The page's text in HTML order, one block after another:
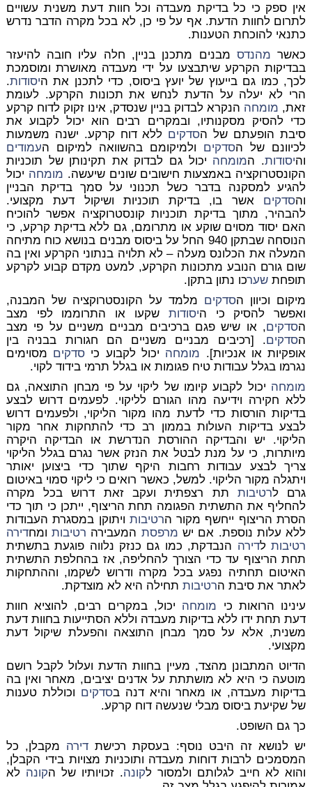
אין ספק כי כל בדיקת מעבדה וכל חוות דעת משנית עשויים
לתרום לחוות הדעת. אף על פי כן, לא בכל מקרה הדבר נדרש
כתנאי להוכחת הטענות.
כאשר מהנדס מבנים מתכנן בניין, חלה עליו חובה להיעזר
בבדיקות הקרקע שיתבצעו על ידי מעבדה מאושרת ומוסמכת
לכך, כמו גם בייעוץ של יועץ ביסוס, כדי לתכנן את היסודות.
הרי לא יעלה על הדעת לנחש את תכונות הקרקע. לעומת
זאת, מומחה הנקרא לבדוק בניין שנסדק, אינו זקוק לדוח קרקע
כדי להסיק מסקנותיו, ובמקרים רבים הוא יכול לקבוע את
סיבת הופעתם של הסדקים ללא דוח קרקע. ישנה משמעות
לכיוונם של הסדקים ולמיקומם בהשוואה למיקום העמודים
והיסודות. המומחה יכול גם לבדוק את תקינותן של תוכניות
הקונסטרוקציה באמצעות חישובים שונים שיעשה. מומחה יכול
להגיע למסקנה בדבר כשל תכנוני על סמך בדיקת הבניין
והסדקים אשר בו, בדיקת תוכניות ושיקול דעת מקצועי.
להבהיר, מתוך בדיקת תוכניות קונסטרוקציה אפשר להוכיח
האם יסוד מסוים שוקע או מתרומם, גם ללא בדיקת קרקע, כי
הנוסחה שבתקן 940 החל על ביסוס מבנים בנושא כוח מתיחה
המעלה את הכלונס מעלה – לא תלויה בנתוני הקרקע ואין בה
שום גורם הנובע מתכונות הקרקע, למעט מקדם קבוע לקרקע
תופחת שערכו נתון בתקן.
מיקום וכיוון הסדקים מלמד על הקונסטרוקציה של המבנה,
ואפשר להסיק כי היסודות שקעו או התרוממו לפי מצב
הסדקים, או שיש פגם ברכיבים מבניים משניים על פי מצב
הסדקים. [רכיבים מבניים משניים הם חגורות בבניה בין
אופקיות או אנכיות]. מומחה יכול לקבוע כי סדקים מסוימים
נגרמו בגלל עבודות טיח פגומות או בגלל תרמי בידוד לקוי.
מומחה יכול לקבוע קיומו של ליקוי על פי מבחן התוצאה, גם
ללא חקירה וידיעה מהו הגורם לליקוי. לפעמים דרוש לבצע
בדיקות הורסות כדי לדעת מהו מקור הליקוי, ולפעמים דרוש
לבצע בדיקות העולות בממון רב כדי להתחקות אחר מקור
הליקוי. יש והבדיקה ההורסת הנדרשת או הבדיקה היקרה
מיותרות, כי על מנת לבטל את הנזק אשר נגרם בגלל הליקוי
צריך לבצע עבודות רחבות היקף שתוך כדי ביצוען יאותר
ויתגלה מקור הליקוי. למשל, כאשר רואים כי ליקוי סמוי באיטום
גרם לרטיבות תת רצפתית ועקב זאת דרוש בכל מקרה
להחליף את התשתית הפגומה תחת הריצוף, ייתכן כי תוך כדי
הסרת הריצוף ייחשף מקור הרטיבות ויתוקן במסגרת העבודות
ללא עלות נוספת. אם יש מרפסת המעבירה רטיבותומחדירה
רטיבותלדירה הנבדקת, כמו גם כנזק נלווה פוגעת בתשתית
תחת הריצוף עד כדי הצורך להחליפה, אז בהחלפת התשתית
האיטום תחתיה נפגע בכל מקרה ודרוש לשקמו, וההתחקות
לאתר את סיבת הרטיבותתחילה היא לא מוצדקת.
עינינו הרואות כי מומחה יכול, במקרים רבים, להוציא חוות
דעת תחת ידו ללא בדיקות מעבדה וללא הסתייעות בחוות דעת
משנית, אלא על סמך מבחן התוצאה והפעלת שיקול דעת
מקצועי.
הדיוט המתבונן מהצד, מעיין בחוות הדעת ועלול לקבל רושם
מוטעה כי היא לא מושתתת על אדנים יציבים, מאחר ואין בה
בדיקות מעבדה, או מאחר והיא דנה בסדקים וכוללת טענות
של שקיעת ביסוס מבלי שנעשה דוח קרקע.
כך גם השופט.
יש לנושא זה היבט נוסף: בעסקת רכישת דירה מקבלן, כל
המסמכים לרבות דוחות מעבדה ותוכניות מצויות בידי הקבלן,
והוא לא חייב לגלותם ולמסור לקונה. זכויותיו של הקונה לא